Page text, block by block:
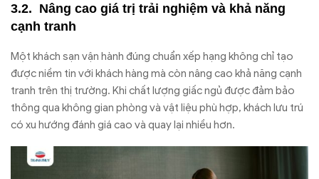
Nâng cao giá trị trải nghiệm và khả năng
cạnh tranh
Một khách sạn vận hành đúng chuẩn xếp hạng không chỉ tạo
được niềm tin với khách hàng mà còn nâng cao khả năng cạnh
tranh trên thị trường. Khi chất lượng giấc ngủ được đảm bảo
thông qua không gian phòng và vật liệu phù hợp, khách lưu trú
có xu hướng đánh giá cao và quay lại nhiều hơn.